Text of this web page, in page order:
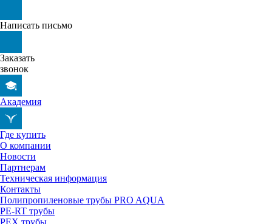
Написать письмо
Заказать
звонок
Академия
Где купить
О компании
Новости
Партнерам
Техническая информация
Контакты
Полипропиленовые трубы PRO AQUA
PE-RT трубы
PEX трубы